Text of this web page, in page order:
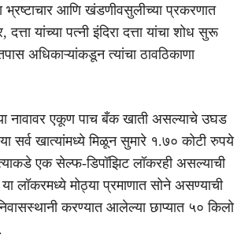
भ्रष्टाचार आणि खंडणीवसुलीच्या प्रकरणात
यांच्या पत्नी इंदिरा दत्ता यांचा शोध सुरू
अधिकाऱ्यांकडून त्यांचा ठावठिकाणा
नावावर एकूण पाच बँक खाती असल्याचे उघड
खात्यांमध्ये मिळून सुमारे १.७० कोटी रुपये
एक सेल्फ-डिपॉझिट लॉकरही असल्याची
लॉकरमध्ये मोठ्या प्रमाणात सोने असण्याची
करण्यात आलेल्या छाप्यात ५० किलो